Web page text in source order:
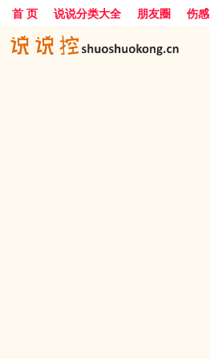
首 页 说说分类大全 朋友圈 伤感
励志
爱情 搞笑